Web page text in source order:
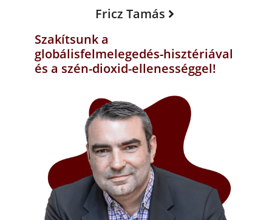
Fricz Tamás
Szakítsunk a
globálisfelmelegedés-hisztériával
és a szén-dioxid-ellenességgel!